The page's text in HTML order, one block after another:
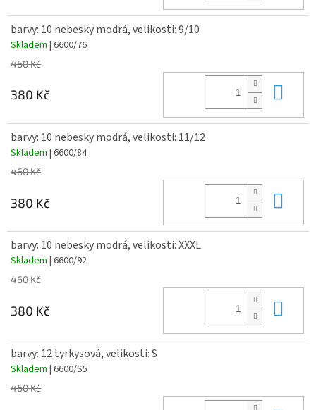
barvy: 10 nebesky modrá, velikosti: 9/10
Skladem | 6600/76
460 Kč
380 Kč
barvy: 10 nebesky modrá, velikosti: 11/12
Skladem | 6600/84
460 Kč
380 Kč
barvy: 10 nebesky modrá, velikosti: XXXL
Skladem | 6600/92
460 Kč
380 Kč
barvy: 12 tyrkysová, velikosti: S
Skladem | 6600/S5
460 Kč